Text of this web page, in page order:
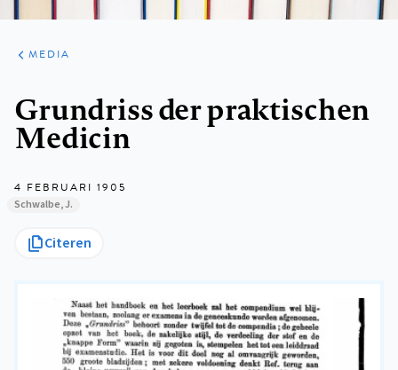
ARTIKELEN
VARIA
MEDIA
Grundriss der praktischen
Medicin
4 FEBRUARI 1905
Schwalbe, J.
Citeren